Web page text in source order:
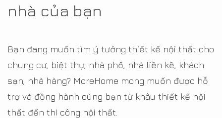
nhà của bạn
Bạn đang muốn tìm ý tưởng thiết kế nội thất cho
chung cư, biệt thự, nhà phố, nhà liền kề, khách
sạn, nhà hàng? MoreHome mong muốn được hỗ
trợ và đồng hành cùng bạn từ khâu thiết kế nội
thất đến thi công nội thất.